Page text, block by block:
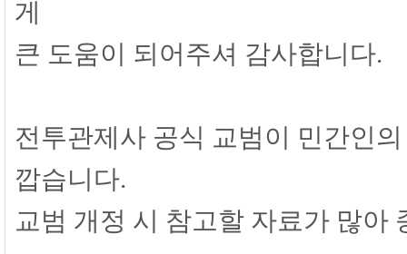
게
큰 도움이 되어주셔 감사합니다.
전투관제사 공식 교범이 민간인
깝습니다.
교범 개정 시 참고할 자료가 많아